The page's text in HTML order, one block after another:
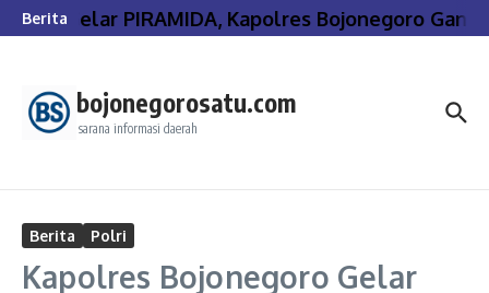
Lewati ke konten
BeritaGelar PIRAMIDA, Kapolres Bojonegoro
bojonegorosatu.com
sarana informasi daerah
Berita Polri
Kapolres Bojonegoro Gelar